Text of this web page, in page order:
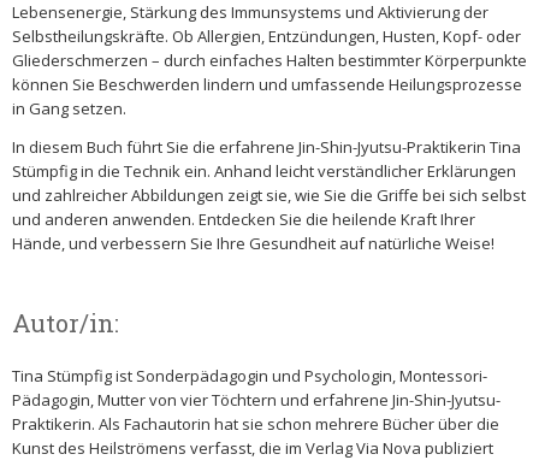
Lebensenergie, Stärkung des Immunsystems und Aktivierung der
Selbstheilungskräfte. Ob Allergien, Entzündungen, Husten, Kopf- oder
Gliederschmerzen – durch einfaches Halten bestimmter Körperpunkte
können Sie Beschwerden lindern und umfassende Heilungsprozesse
in Gang setzen.
In diesem Buch führt Sie die erfahrene Jin-Shin-Jyutsu-Praktikerin Tina
Stümpfig in die Technik ein. Anhand leicht verständlicher Erklärungen
und zahlreicher Abbildungen zeigt sie, wie Sie die Griffe bei sich selbst
und anderen anwenden. Entdecken Sie die heilende Kraft Ihrer
Hände, und verbessern Sie Ihre Gesundheit auf natürliche Weise!
Autor/in:
Tina Stümpfig ist Sonderpädagogin und Psychologin, Montessori-
Pädagogin, Mutter von vier Töchtern und erfahrene Jin-Shin-Jyutsu-
Praktikerin. Als Fachautorin hat sie schon mehrere Bücher über die
Kunst des Heilströmens verfasst, die im Verlag Via Nova publiziert